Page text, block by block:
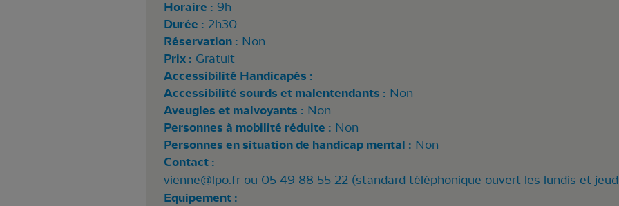
Horaire : 9h
Durée : 2h30
Réservation : Non
Prix : Gratuit
Accessibilité Handicapés :
Accessibilité sourds et malentendants : Non
Aveugles et malvoyants : Non
Personnes à mobilité réduite : Non
Personnes en situation de handicap mental : Non
Contact :
vienne@lpo.frou 05 49 88 55 22 (standard téléphonique ouvert les lundis et
Equipement :